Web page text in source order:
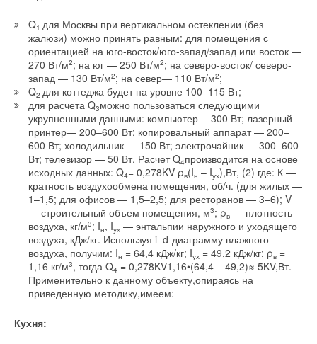
Q1 для Москвы при вертикальном остеклении (без
жалюзи) можно принять равным: для помещения с
ориентацией на юго-восток/юго-запад/запад или восток —
270 Вт/м2; на юг — 250 Вт/м2; на северо-восток/ северо-
запад — 130 Вт/м2; на север— 110 Вт/м2;
Q2 для коттеджа будет на уровне 100–115 Вт;
для расчета Q3можно пользоваться следующими
укрупненными данными: компьютер— 300 Вт; лазерный
принтер— 200–600 Вт; копировальный аппарат — 200–
600 Вт; холодильник — 150 Вт; электрочайник — 300–600
Вт; телевизор — 50 Вт. Расчет Q4производится на основе
исходных данных: Q4= 0,278KV ρв(Iн – Iух),Вт, (2) где: К —
кратность воздухообмена помещения, об/ч. (для жилых —
1–1,5; для офисов — 1,5–2,5; для ресторанов — 3–6); V
— строительный объем помещения, м3; ρв — плотность
воздуха, кг/м3; Iн, Iух — энтальпии наружного и уходящего
воздуха, кДж/кг. Используя i–d-диаграмму влажного
воздуха, получим: Iн = 64,4 кДж/кг; Iух = 49,2 кДж/кг; ρв =
1,16 кг/м3, тогда Q4 = 0,278KV1,16•(64,4 – 49,2)≈ 5KV,Вт.
Применительно к данному объекту,опираясь на
приведенную методику,имеем:
Кухня:
→
Краснодара
ЖУРНАЛ СОК АПРЕЛЬ 2026
→
Развитие технологий аэрокосмической энергетики в
России — в приоритете
ЖУРНАЛ СОК АПРЕЛЬ 2025
→
Новый бизнес «чистой» энергетики стоимостью в
триллион долларов
ЖУРНАЛ СОК ОКТЯБРЬ 2024
→
Распределённая генерация для Арктики и Дальнего
Востока: НАЭВИ и КРДВ собрали экспертов на
ПМЭФ-2024
ЖУРНАЛ СОК ИЮНЬ 2024
→
Итоги «RENWEX-2023. Возобновляемая энергетика и
электротранспорт»
ЖУРНАЛ СОК ИЮЛЬ 2023
Уведомления отключены
Комментарии
В этой теме еще нет комментариев